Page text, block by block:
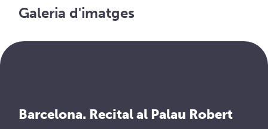
Galeria d'imatges
Barcelona. Recital al Palau Robert